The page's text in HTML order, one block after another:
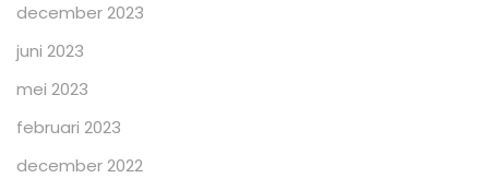
december 2023
juni 2023
mei 2023
februari 2023
december 2022